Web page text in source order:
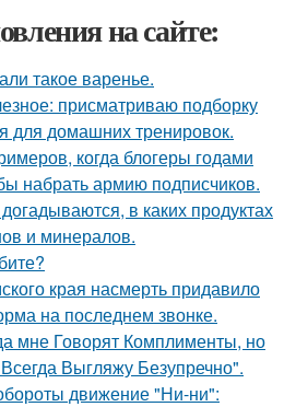
на сайте:
такое варенье.
присматриваю подборку
для домашних тренировок.
когда блогеры годами
набрать армию подписчиков.
в каких продуктах
и минералов.
края насмерть придавило
на последнем звонке.
мне Говорят Комплименты, но
Выгляжу Безупречно".
движение "Ни-ни":